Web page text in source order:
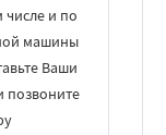
и по
машины
Ваши
позвоните